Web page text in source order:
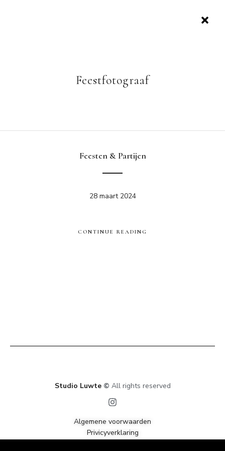
Feestfotograaf
Feesten & Partijen
28 maart 2024
CONTINUE READING
Studio Luwte © All rights reserved
Algemene voorwaarden
Privicyverklaring